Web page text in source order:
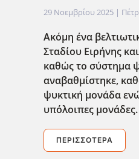
29 Νοεμβρίου 2025 |
Ακόμη ένα
Σταδίου Ειρήνης
καθώς το σύστημα
αναβαθμίστηκε,
ψυκτική μονάδα
υπόλοιπες μονάδες.
ΠΕΡΙΣΣΌΤΕΡΑ